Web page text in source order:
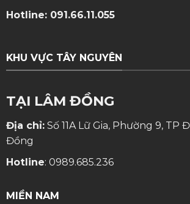
Hotline: 091.66.11.055
KHU VỰC TÂY NGUYÊN
TẠI LÂM ĐỒNG
Địa chỉ:Số 11A Lữ Gia, Phường 9, TP
Đồng
Hotline: 0989.685.236
MIỀN NAM